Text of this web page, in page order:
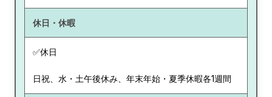
休日・休暇
✅休日
日祝、水・土午後休み、年末年始・夏季休暇各1週間